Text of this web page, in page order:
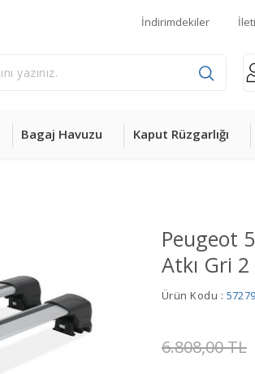
İndirimdekiler
Bagaj Havuzu Kaput Rüzgarlığı
Peugeot
Atkı Gri 2
Ürün Kodu :
6.808,00TL